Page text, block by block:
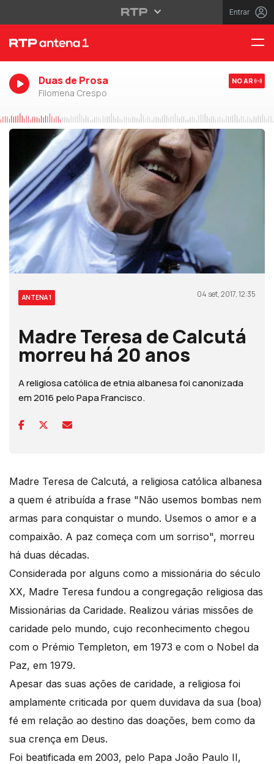
Entrar
Duas de Prosa
Filomena Crespo
NO AR
ANTENA 1 04 set, 2017, 12:35
Madre Teresa de Calcutá
morreu há 20 anos
A religiosa católica de etnia albanesa foi canonizada
em 2016 pelo Papa Francisco.
Madre Teresa de Calcutá, a religiosa católica albanesa
a quem é atribuída a frase "Não usemos bombas nem
armas para conquistar o mundo. Usemos o amor e a
compaixão. A paz começa com um sorriso", morreu
há duas décadas.
Considerada por alguns como a missionária do século
XX, Madre Teresa fundou a congregação religiosa das
Missionárias da Caridade. Realizou várias missões de
caridade pelo mundo, cujo reconhecimento chegou
com o Prémio Templeton, em 1973 e com o Nobel da
Paz, em 1979.
Apesar das suas ações de caridade, a religiosa foi
amplamente criticada por quem duvidava da sua (boa)
fé em relação ao destino das doações, bem como da
sua crença em Deus.
Foi beatificada em 2003, pelo Papa João Paulo II,